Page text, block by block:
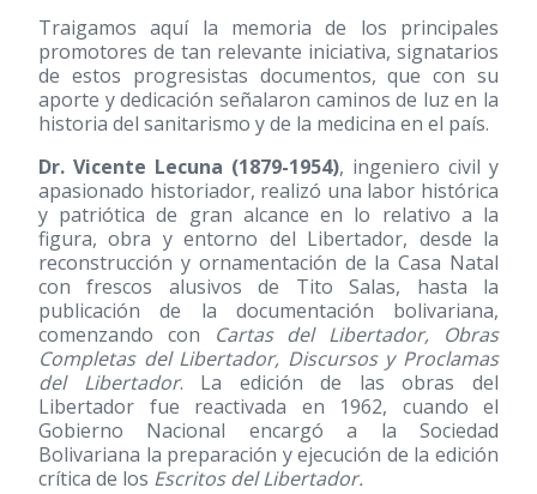
Traigamos aquí la memoria de los principales
promotores de tan relevante iniciativa, signatarios
de estos progresistas documentos, que con su
aporte y dedicación señalaron caminos de luz en la
historia del sanitarismo y de la medicina en el país.
Dr. Vicente Lecuna (1879-1954), ingeniero civil y
apasionado historiador, realizó una labor histórica
y patriótica de gran alcance en lo relativo a la
figura, obra y entorno del Libertador, desde la
reconstrucción y ornamentación de la Casa Natal
con frescos alusivos de Tito Salas, hasta la
publicación de la documentación bolivariana,
comenzando con
Cartas del Libertador, Obras
Completas del Libertador, Discursos y Proclamas
del Libertador. La edición de las obras del
Libertador fue reactivada en 1962, cuando el
Gobierno Nacional encargó a la Sociedad
Bolivariana la preparación y ejecución de la edición
crítica de los Escritos del Libertador.